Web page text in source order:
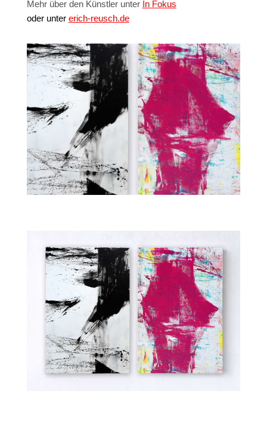
Mehr über den Künstler unter In Fokus
oder unter erich-reusch.de